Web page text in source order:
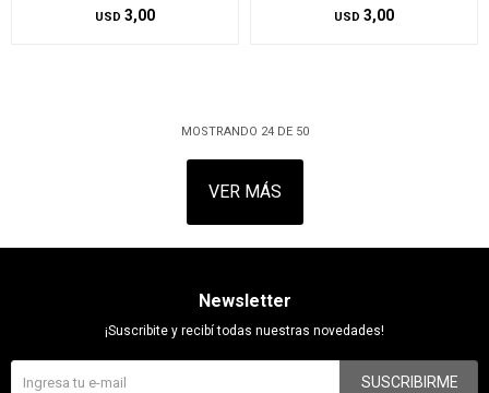
USD 3,00 USD 3,00
MOSTRANDO 24DE 50
VER MÁS
Newsletter
¡Suscribite y recibí todas nuestras novedades!
SUSCRIBIRME